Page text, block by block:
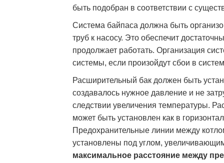
быть подобран в соответствии с
Система байпаса должна быть
труб к насосу. Это обеспечит
продолжает работать. Организация
системы, если произойдут сбои в
Расширительный бак должен быть
создавалось нужное давление и не
следствии увеличения температуры.
может быть установлен как в
Предохранительные линии между
установлены под углом,
максимальное расстояние между